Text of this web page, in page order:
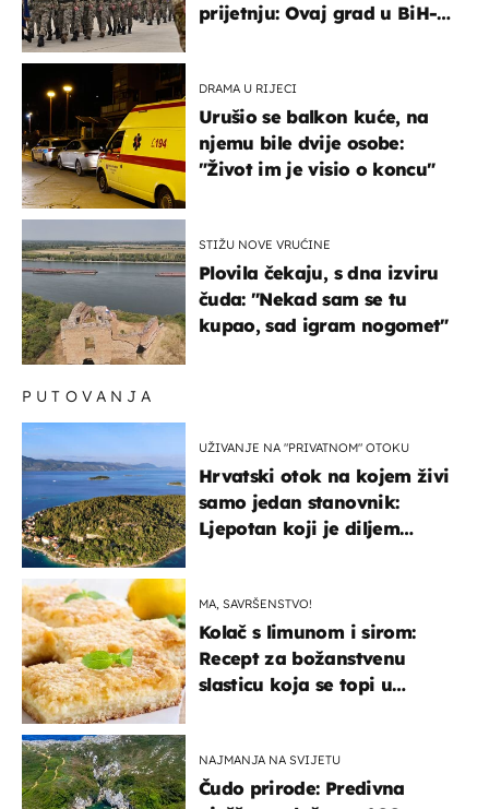
prijetnju: Ovaj grad u BiH-u
DRAMA U RIJECI
Urušio se balkon kuće, na
njemu bile dvije osobe:
"Život im je visio o koncu"
STIŽU NOVE VRUĆINE
Plovila čekaju, s dna izviru
čuda: "Nekad sam se tu
kupao, sad igram nogomet"
PUTOVANJA
UŽIVANJE NA "PRIVATNOM" OTOKU
Hrvatski otok na kojem živi
samo jedan stanovnik:
Ljepotan koji je diljem
MA, SAVRŠENSTVO!
Kolač s limunom i sirom:
Recept za božanstvenu
slasticu koja se topi u
NAJMANJA NA SVIJETU
Čudo prirode: Predivna